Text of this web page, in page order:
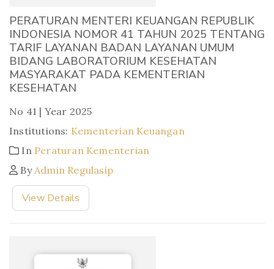
PERATURAN MENTERI KEUANGAN REPUBLIK
INDONESIA NOMOR 41 TAHUN 2025 TENTANG
TARIF LAYANAN BADAN LAYANAN UMUM
BIDANG LABORATORIUM KESEHATAN
MASYARAKAT PADA KEMENTERIAN
KESEHATAN
No 41 | Year 2025
Institutions: Kementerian Keuangan
In Peraturan Kementerian
ByAdmin Regulasip
View Details